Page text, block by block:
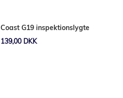
Coast G19 inspektionslygte
139,00 DKK